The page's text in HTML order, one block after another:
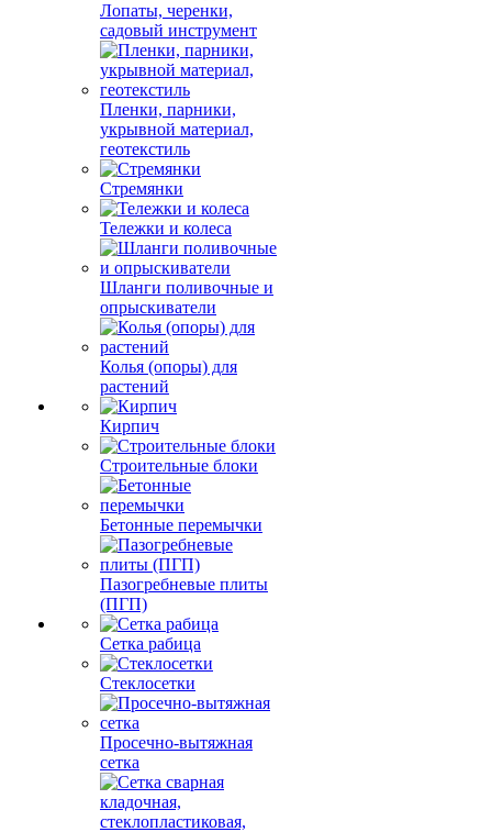
Лопаты, черенки,
садовый инструмент
Пленки, парники,
укрывной материал,
геотекстиль
Стремянки
Тележки и колеса
Шланги поливочные и
опрыскиватели
Колья (опоры) для
растений
Кирпич
Строительные блоки
Бетонные перемычки
Пазогребневые плиты
(ПГП)
Сетка рабица
Стеклосетки
Просечно-вытяжная
сетка